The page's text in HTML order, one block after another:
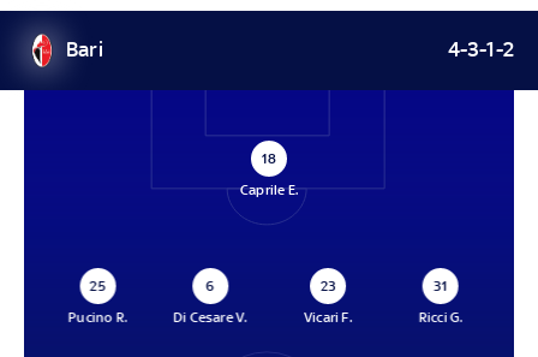
Bari 4-3-1-2
18
Caprile E.
25
Pucino R.
6
Di Cesare V.
23
Vicari F.
31
Ricci G.